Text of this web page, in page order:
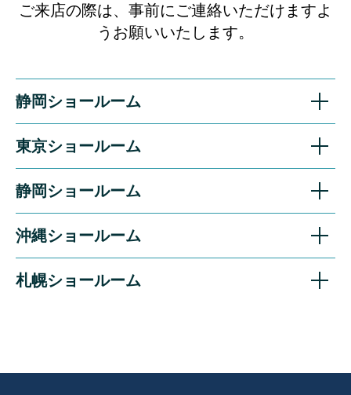
ご来店の際は、事前にご連絡いただけますよ
うお願いいたします。
静岡ショールーム
東京ショールーム
静岡ショールーム
沖縄ショールーム
札幌ショールーム